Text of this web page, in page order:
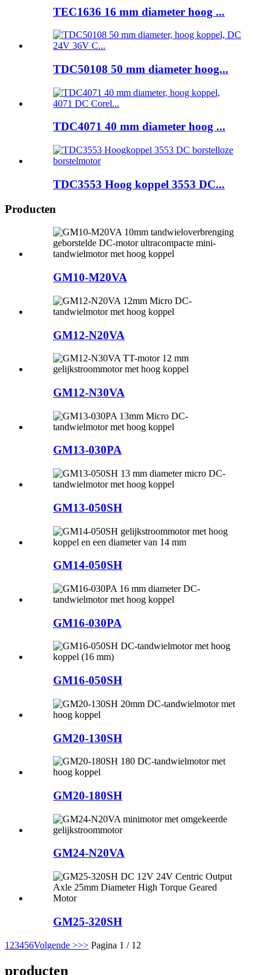
TEC1636 16 mm diameter hoog ...
TDC50108 50 mm diameter hoog...
TDC4071 40 mm diameter hoog ...
TDC3553 Hoog koppel 3553 DC...
Producten
GM10-M20VA
GM12-N20VA
GM12-N30VA
GM13-030PA
GM13-050SH
GM14-050SH
GM16-030PA
GM16-050SH
GM20-130SH
GM20-180SH
GM24-N20VA
GM25-320SH
1 23456Volgende >>> Pagina 1 / 12
producten